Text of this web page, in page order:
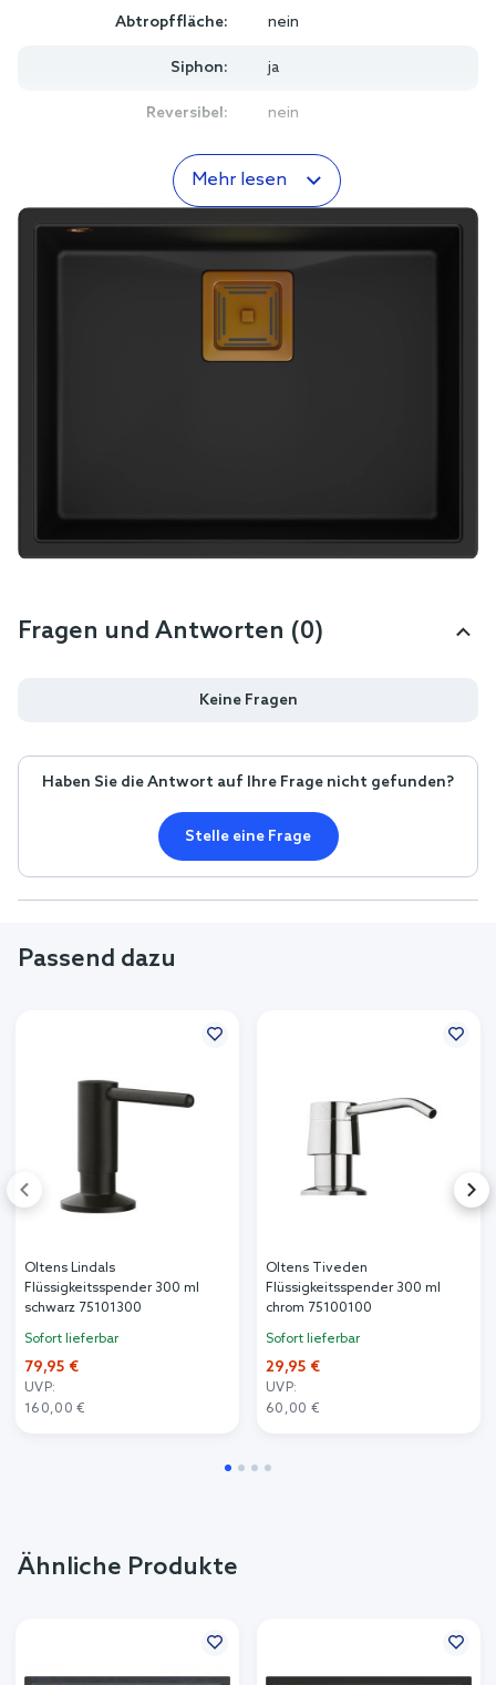
Abtropffläche: nein
Siphon: ja
Reversibel: nein
Mehr lesen
Fragen und Antworten (0)
Keine Fragen
Haben Sie die Antwort auf Ihre Frage nicht gefunden?
Stelle eine Frage
Passend dazu
Oltens Lindals
Flüssigkeitsspender 300 ml
schwarz 75101300
Sofort lieferbar
79,95 €
UVP:
160,00 €
Oltens Tiveden
Flüssigkeitsspender 300 ml
chrom 75100100
Sofort lieferbar
29,95 €
UVP:
60,00 €
Ähnliche Produkte